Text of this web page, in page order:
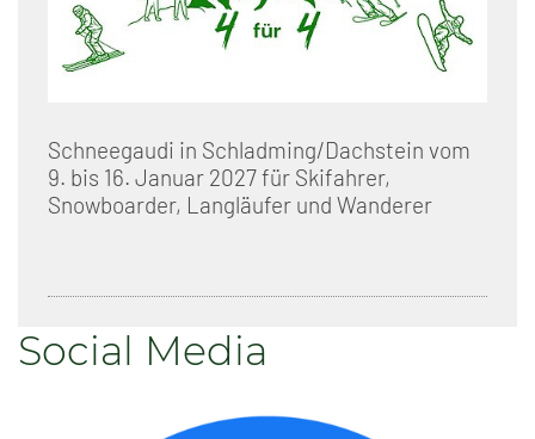
Schneegaudi in Schladming/Dachstein vom
9. bis 16. Januar 2027 für Skifahrer,
Snowboarder, Langläufer und Wanderer
Social Media